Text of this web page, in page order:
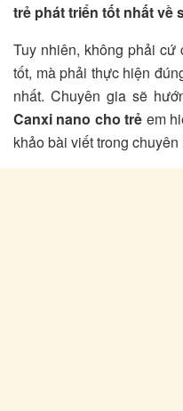
trẻ phát triển tốt nhất về
Tuy nhiên, không phải
tốt, mà phải thực hiện
nhất. Chuyên gia sẽ
Canxi nano cho trẻ em
khảo bài viết trong chuyên